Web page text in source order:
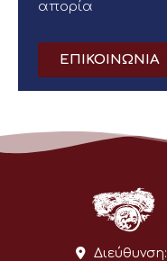
απορία
ΕΠΙΚΟΙΝΩΝΙΑ
Διεύθυνση: